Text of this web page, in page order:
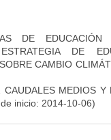
DE
DE
CAMBIO
MEDIOS
inicio: 2014-10-06)